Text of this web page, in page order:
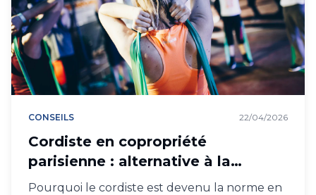
CONSEILS 22/04/2026
Cordiste en copropriété
parisienne : alternative à la
nacelle
Pourquoi le cordiste est devenu la norme en